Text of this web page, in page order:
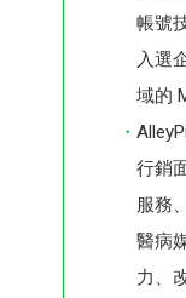
帳號
入選
域的
行銷
服務
醫病
力、